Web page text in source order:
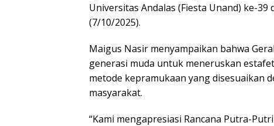
Universitas Andalas (Fiesta Unand) ke-
(7/10/2025).
Maigus Nasir menyampaikan bahwa
generasi muda untuk meneruskan
metode kepramukaan yang disesuaikan
masyarakat.
“Kami mengapresiasi Rancana Putra-